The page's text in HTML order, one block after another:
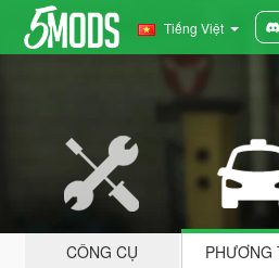
Tiếng Việt
CÔNG CỤ PHƯƠNG